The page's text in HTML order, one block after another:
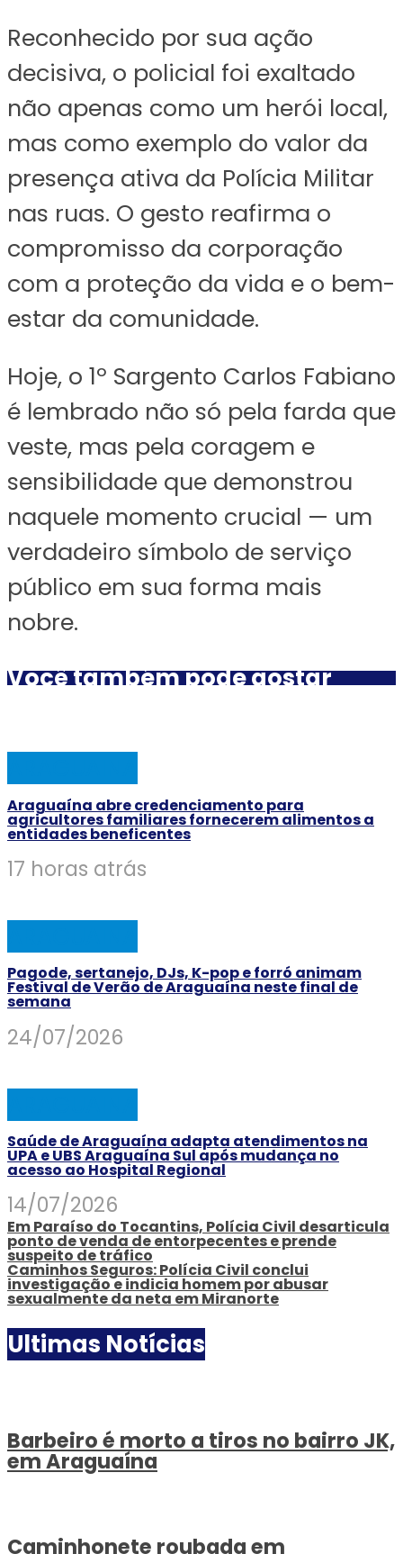
Reconhecido por sua ação
decisiva, o policial foi exaltado
não apenas como um herói local,
mas como exemplo do valor da
presença ativa da Polícia Militar
nas ruas. O gesto reafirma o
compromisso da corporação
com a proteção da vida e o bem-
estar da comunidade.
Hoje, o 1º Sargento Carlos Fabiano
é lembrado não só pela farda que
veste, mas pela coragem e
sensibilidade que demonstrou
naquele momento crucial — um
verdadeiro símbolo de serviço
público em sua forma mais
nobre.
Você também pode gostar
Araguaína abre credenciamento para
agricultores familiares fornecerem alimentos a
entidades beneficentes
17 horas atrás
Pagode, sertanejo, DJs, K-pop e forró animam
Festival de Verão de Araguaína neste final de
semana
24/07/2026
Saúde de Araguaína adapta atendimentos na
UPA e UBS Araguaína Sul após mudança no
acesso ao Hospital Regional
14/07/2026
Em Paraíso do Tocantins, Polícia Civil desarticula
ponto de venda de entorpecentes e prende
suspeito de tráfico
Caminhos Seguros: Polícia Civil conclui
investigação e indicia homem por abusar
sexualmente da neta em Miranorte
Ultimas Notícias
Barbeiro é morto a tiros no bairro JK,
em Araguaína
Caminhonete roubada em